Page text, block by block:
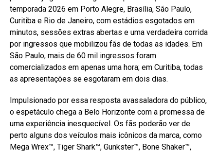
temporada 2026 em Porto Alegre, Brasília, São Paulo,
Curitiba e Rio de Janeiro, com estádios esgotados em
minutos, sessões extras abertas e uma verdadeira corrida
por ingressos que mobilizou fãs de todas as idades. Em
São Paulo, mais de 60 mil ingressos foram
comercializados em apenas uma hora; em Curitiba, todas
as apresentações se esgotaram em dois dias.
Impulsionado por essa resposta avassaladora do público,
o espetáculo chega a Belo Horizonte com a promessa de
uma experiência inesquecível. Os fãs poderão ver de
perto alguns dos veículos mais icônicos da marca, como
Mega Wrex™, Tiger Shark™, Gunkster™, Bone Shaker™,